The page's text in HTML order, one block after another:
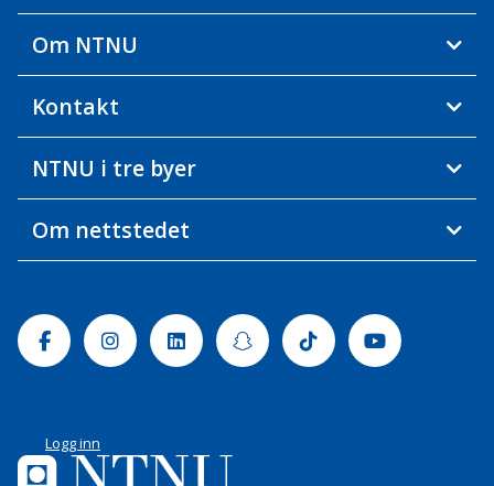
Om NTNU
Kontakt
NTNU i tre byer
Om nettstedet
FacebookInstagramLinkedinSnapchatTiktok Youtube
Logg inn